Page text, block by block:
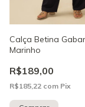
Calça Betina
Marinho
R$189,00
R$185,22 com Pix